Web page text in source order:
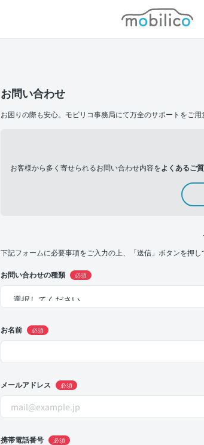
モビリコ
お問い合わせ
お困りの際も安心。モビリコ事務局にて万全のサポートをご用
お客様から多く寄せられるお問い合わせ内容をよくあるご
下記フォームに必要事項をご入力の上、「送信」ボタンを押し
お問い合わせの種類 必須
お名前 必須
メールアドレス 必須
携帯電話番号 必須